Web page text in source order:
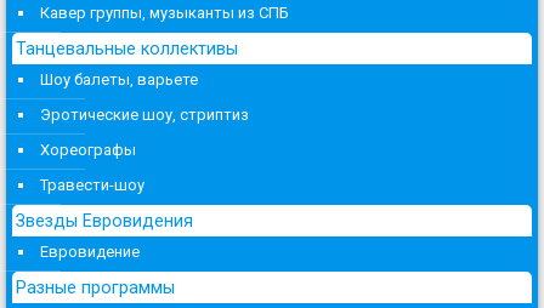
Кавер группы, музыканты из СПБ
Танцевальные коллективы
Шоу балеты, варьете
Эротические шоу, стриптиз
Хореографы
Травести-шоу
Звезды Евровидения
Евровидение
Разные программы